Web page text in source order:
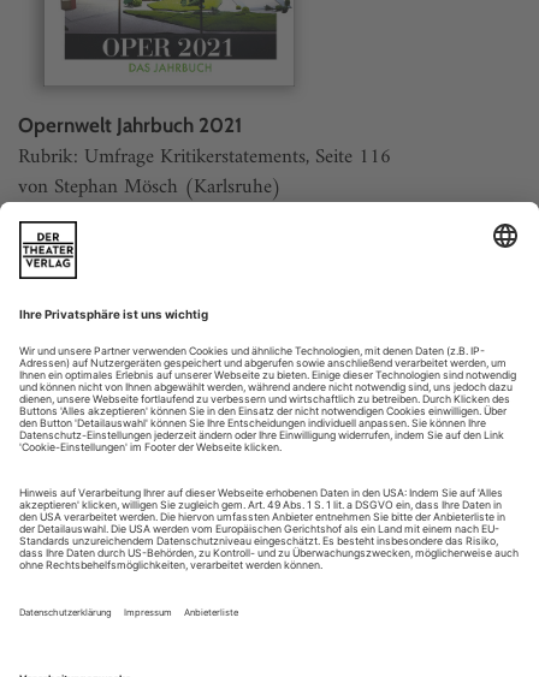
Opernwelt Jahrbuch 2021
Rubrik: Umfrage Kritikerstatements, Seite 116
von Stephan Mösch (Karlsruhe)
Bestellen
Weitere Beiträge
Krise als Chance
Ein «sonderbar Ding» ist die Zeit, das wissen wir aus dem
«Rosenkavalier» von Richard Strauss und Hugo von Hofmannsthal.
Thomas Mann nannte sie «wesenlos und allmächtig», auch das
trifft es hervor­ragend. Blickt man nun zurück in das vergangene
Spielzeit-Jahr, so kommt man nicht umhin, an diese beiden
Zuschreibungen erinnert zu werden. Denn es ist in der Tat...